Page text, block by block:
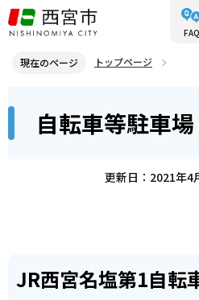
こ
の
ジ
先
FAQ
現在のページ
トップページ
西宮市の施設一覧(住所・地図)
駐車
こ
自転車等駐車場
更新日：2021年4
JR西宮名塩第1自転